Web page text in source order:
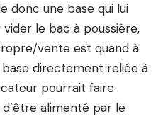
donc une base qui lui
le bac à poussière,
vente est quand à
directement reliée à
pourrait faire
alimenté par le